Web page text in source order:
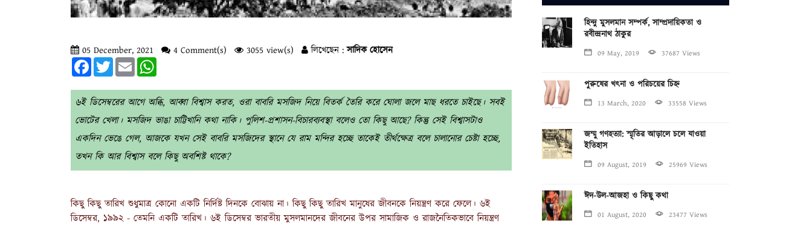
05 December, 2021 4 Comment(s) 3055 view(s) লিখেছেন :সাদিক হোসেন
FacebookTwitterEmail
৬ই ডিসেম্বরের আগে অব্ধি, আব্বা বিশ্বাস করত, ওরা বাবরি মসজিদ নিয়ে বিতর্ক তৈরি করে ঘোলা জলে মাছ ধরতে চাইছে। সবই
ভোটের খেলা। মসজিদ ভাঙা চাট্টিখানি কথা নাকি। পুলিশ-প্রশাসন-বিচারব্যবস্থা বলেও তো কিছু আছে? কিন্তু সেই বিশ্বাসটাও
একদিন ভেঙে গেল, আজকে যখন সেই বাবরি মসজিদের স্থানে যে রাম মন্দির হচ্ছে তাকেই তীর্থক্ষেত্র বলে চালানোর চেষ্টা হচ্ছে,
তখন কি আর বিশ্বাস বলে কিছু অবশিষ্ট থাকে?
কিছু কিছু তারিখ শুধুমাত্র কোনো একটি নির্দিষ্ট দিনকে বোঝায় না। কিছু কিছু তারিখ মানুষের জীবনকে নিয়ন্ত্রণ করে ফেলে। ৬ই
ডিসেম্বর, ১৯৯২ - তেমনি একটি তারিখ। ৬ই ডিসেম্বর ভারতীয় মুসলমানদের জীবনের উপর সামাজিক ও রাজনৈতিকভাবে নিয়ন্ত্রণ
হিন্দু মুসলমান সম্পর্ক, সাম্প্রদায়িকতা ও
রবীন্দ্রনাথ ঠাকুর
09 May, 2019 37687 Views
পুরুষের খৎনা ও পরিচয়ের চিহ্ন
13 March, 2020 33558 Views
জম্মু গণহত্যা: স্মৃতির আড়ালে চলে যাওয়া
ইতিহাস
09 August, 2019 25969 Views
ঈদ-উল-আজহা ও কিছু কথা
01 August, 2020 23477 Views